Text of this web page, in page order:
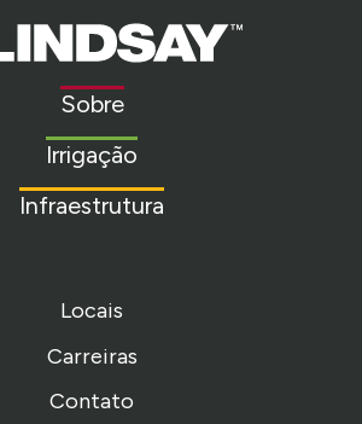
Sobre
Irrigação
Infraestrutura
Locais
Carreiras
Contato